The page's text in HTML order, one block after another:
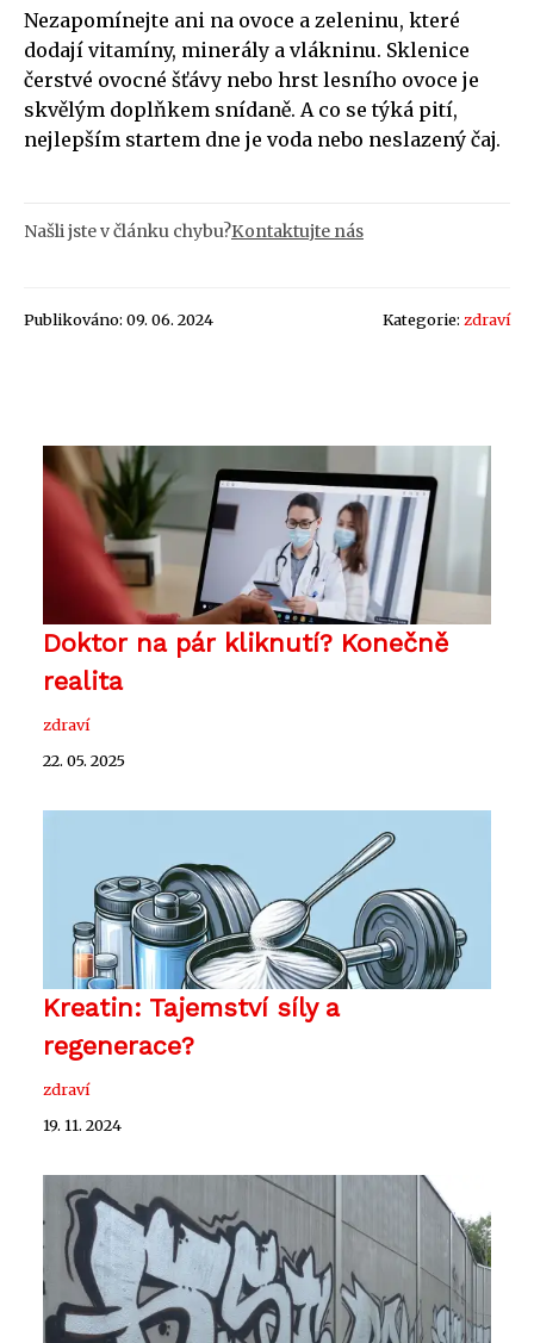
Nezapomínejte ani na ovoce a zeleninu, které
dodají vitamíny, minerály a vlákninu. Sklenice
čerstvé ovocné šťávy nebo hrst lesního ovoce je
skvělým doplňkem snídaně. A co se týká pití,
nejlepším startem dne je voda nebo neslazený čaj.
Našli jste v článku chybu?Kontaktujte nás
Publikováno: 09. 06. 2024 Kategorie: zdraví
Doktor na pár kliknutí? Konečně
realita
zdraví
22. 05. 2025
Kreatin: Tajemství síly a
regenerace?
zdraví
19. 11. 2024